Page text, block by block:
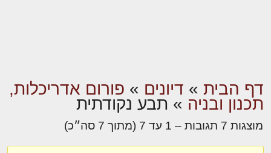
דף הבית » דיונים » פורום אדריכלות,
תכנון ובניה » תבע נקודתית
מוצגות 7 תגובות – 1 עד 7 (מתוך 7 סה״כ)